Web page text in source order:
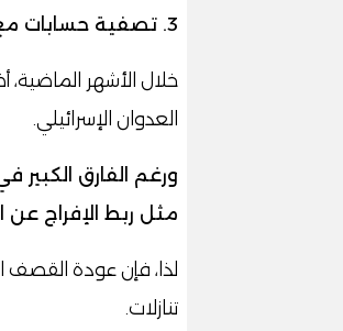
3. تصفية حسابات مع المقاومة الفلسطينية
خلال الأشهر
العدوان الإسرائيلي.
ورغم الفارق
مثل ربط الإفراج
لذا، فإن عودة القصف
تنازلات.